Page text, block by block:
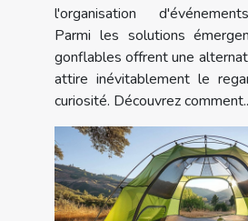
l'organisation
Parmi les solutions
gonflables offrent une
attire inévitablement le
curiosité. Découvrez